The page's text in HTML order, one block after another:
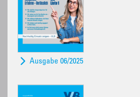
Ausgabe 06/2025